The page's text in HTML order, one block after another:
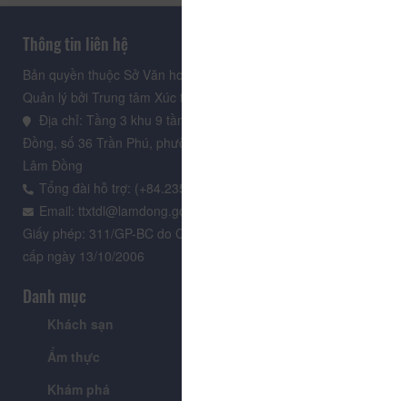
Thông tin liên hệ
Bản quyền thuộc Sở Văn hoá, Thể thao và Du lịch Lâm Đồng.
Quản lý bởi Trung tâm Xúc tiến Du lịch Lâm Đồng
Địa chỉ: Tầng 3 khu 9 tầng, Trung tâm Hành chính tỉnh Lâm
Đồng, số 36 Trần Phú, phường Xuân Hương - Đà Lạt, tỉnh
Lâm Đồng
Tổng đài hỗ trợ: (+84.235) 3.916.961
Email: ttxtdl@lamdong.gov.vn
Giấy phép: 311/GP-BC do Cục Báo chí - Bộ Văn hóa Thông tin
cấp ngày 13/10/2006
Danh mục
Khách sạn
Ẩm thực
Khám phá